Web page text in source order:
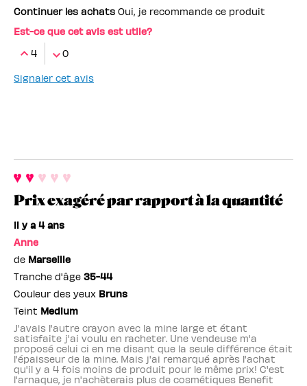
Continuer les achats Oui, je recommande ce produit
Est-ce que cet avis est utile?
4
0
Signaler cet avis
Prix exagéré par rapport à la quantité
il y a 4 ans
Anne
de Marseille
Tranche d'âge 35-44
Couleur des yeux Bruns
Teint Medium
J'avais l'autre crayon avec la mine large et étant
satisfaite j'ai voulu en racheter. Une vendeuse m'a
proposé celui ci en me disant que la seule différence était
l'épaisseur de la mine. Mais j'ai remarqué après l'achat
qu'il y a 4 fois moins de produit pour le même prix! C'est
l'arnaque, je n'achèterais plus de cosmétiques Benefit